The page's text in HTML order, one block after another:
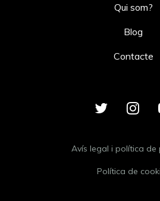
Qui som?
Blog
Contacte
Avís legal i política de
Política de